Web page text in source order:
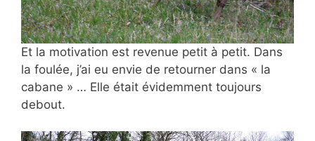
Et la motivation est revenue petit à petit. Dans
la foulée, j’ai eu envie de retourner dans « la
cabane » … Elle était évidemment toujours
debout.